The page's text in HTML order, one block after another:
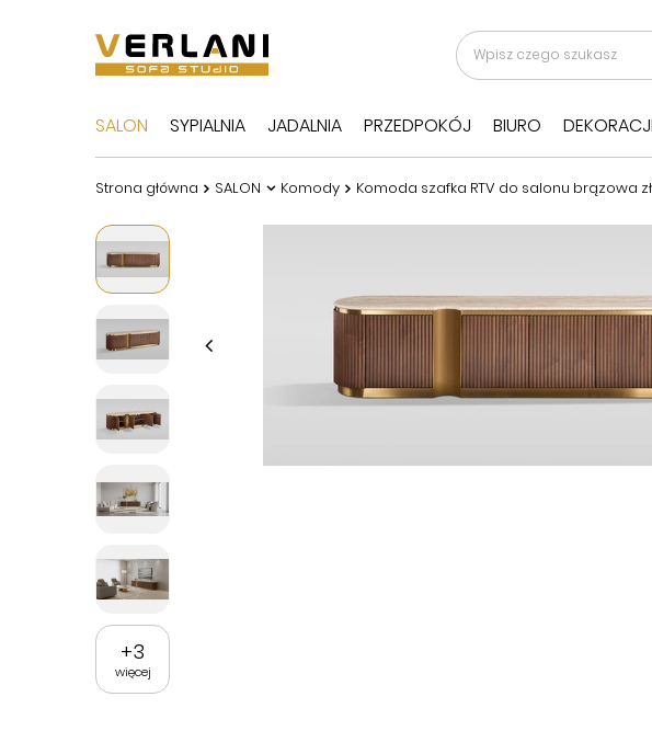
SALON SYPIALNIA JADALNIA PRZEDPOKÓJ BIURO
Strona główna SALON Komody Komoda szafka RTV do salonu brązowa
+3
więcej